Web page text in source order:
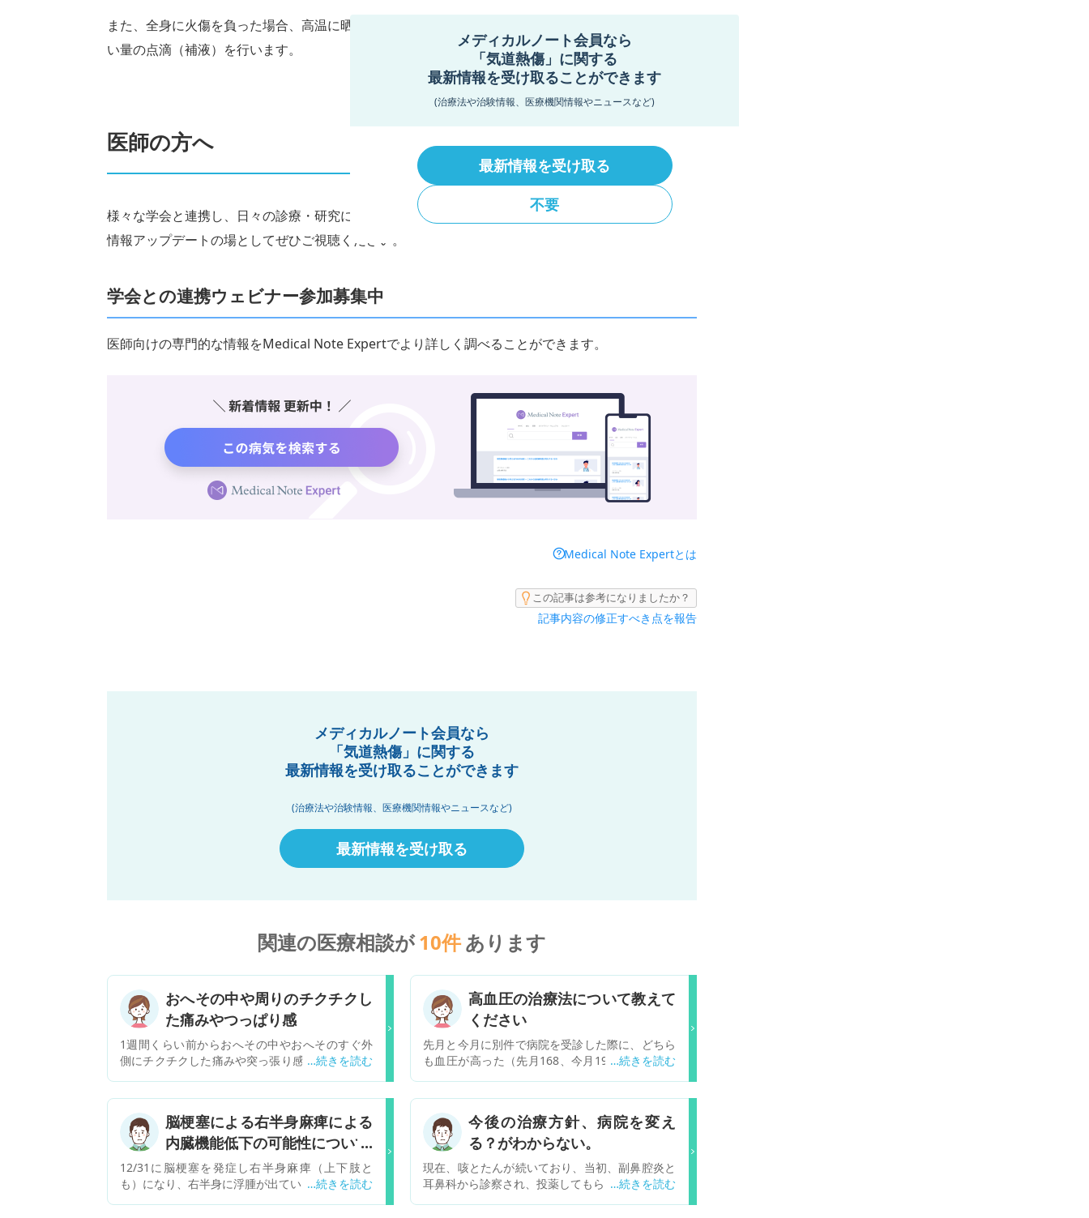
メディカルノート会員なら
「気道熱傷」に関する
最新情報を受け取ることができます
(治療法や治験情報、医療機関情報やニュースなど)
最新情報を受け取る
不要
また、全身に火傷を負った場合、高温に晒されて失われた水分を体に補うため、治療として比較的多
い量の点滴（補液）を行います。
2017年04月25日
医師の方へ
様々な学会と連携し、日々の診療・研究に役立つ医師向けウェビナーを定期配信しています。
情報アップデートの場としてぜひご視聴ください。
学会との連携ウェビナー参加募集中
医師向けの専門的な情報をMedical Note Expertでより詳しく調べることができます。
Medical Note Expertとは
この記事は参考になりましたか？
記事内容の修正すべき点を報告
メディカルノート会員なら
「気道熱傷」に関する
最新情報を受け取ることができます
(治療法や治験情報、医療機関情報やニュースなど)
最新情報を受け取る
関連の医療相談が10件あります
おへその中や周りのチクチクし
た痛みやつっぱり感
1週間くらい前からおへその中やおへそのすぐ外
側にチクチクした痛みや突っ張り感が出るように
す。 同じ頃から下痢や軟便になり今は便秘３日目
です。おへそのすぐ上あたりに何かが詰まってる
ような苦しさがあり食後にひどくなります。食後
元々、機能性ディスペプシアと過敏性腸症候群が
あるため、胃腸が張ったり苦しくなったり、下痢
や腹痛はよくあるのでその影響かと思っていたの
高血圧の治療法について教えて
ください
先月と今月に別件で病院を受診した際に、どちら
も血圧が高った（先月168、今月191)ため、以下
は平均値：日中が150/96 就寝時：136/85 心電
図では左心室肥大 血液検査では善玉、悪玉、総
合コレステロール値の全てがが基準値より僅かに
COZAARを処方されました。 私は会社の健診を毎
年受診しており、昨年までは血圧は上が110台、
下は60代台かつ血液検査の総コレステロール値は
脳梗塞による右半身麻痺による
内臓機能低下の可能性について
12/31に脳梗塞を発症し右半身麻痺（上下肢と
も）になり、右半身に浮腫が出ています。 家族が
今後の治療方針、病院を変え
る？がわからない。
現在、咳とたんが続いており、当初、副鼻腔炎と
耳鼻科から診察され、投薬してもらった。 副鼻腔